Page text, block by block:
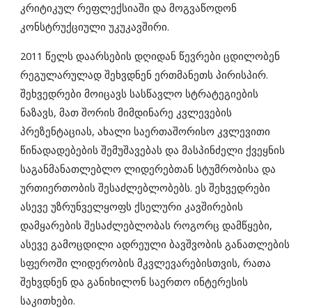
კრიტიკულ რეფლექსიაში და მოგვაწოდონ
კონსტრუქციული უკუკავშირი.
2011 წელს დაარსების დღიდან წევრები ცდილობენ
რეგულარულად შეხვდნენ ერთმანეთს პირისპირ.
შეხვედრები მოიცავს სასწავლო სტრატეგიების
ნაზავს, მათ შორის მიმდინარე კვლევების
პრეზენტაციას, ახალი საერთაშორისო კვლევითი
წინადადებების შემუშავებას და მასპინძელი ქვეყნის
საგანმანათლებლო ლიდერებთან სტუმრობისა და
ურთიერთობის შესაძლებლობებს. ეს შეხვედრები
ასევე უზრუნველყოფს ქსელური კავშირების
დამყარების შესაძლებლობას როგორც დამწყები,
ასევე გამოცდილი ადრეული ბავშვობის განათლების
სფეროში ლიდერობის მკვლევარებისთვის, რათა
შეხვდნენ და განიხილონ საერთო ინტერესის
საკითხები.